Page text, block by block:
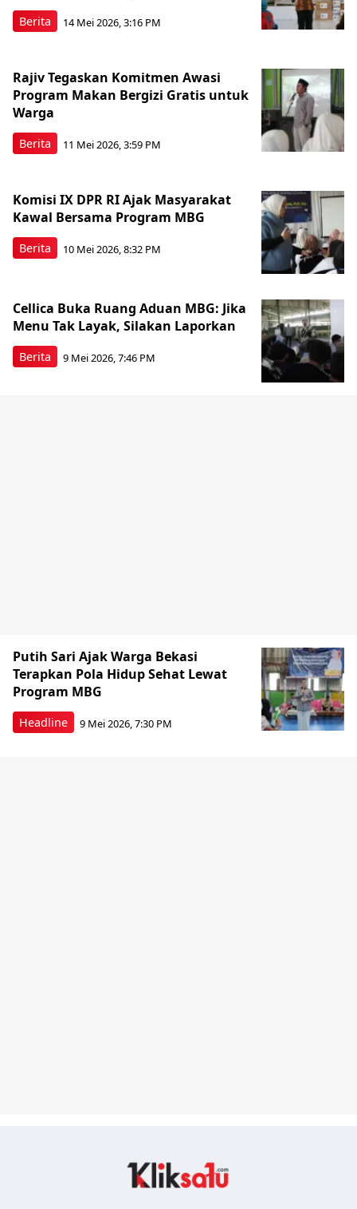
Berita 14 Mei 2026, 3:16 PM
Berita
Rajiv Tegaskan Komitmen Awasi
Program Makan Bergizi Gratis untuk
Warga
11 Mei 2026, 3:59 PM
Berita
Komisi IX DPR RI Ajak Masyarakat
Kawal Bersama Program MBG
10 Mei 2026, 8:32 PM
Berita
Cellica Buka Ruang Aduan MBG: Jika
Menu Tak Layak, Silakan Laporkan
9 Mei 2026, 7:46 PM
Headline
Putih Sari Ajak Warga Bekasi
Terapkan Pola Hidup Sehat Lewat
Program MBG
9 Mei 2026, 7:30 PM